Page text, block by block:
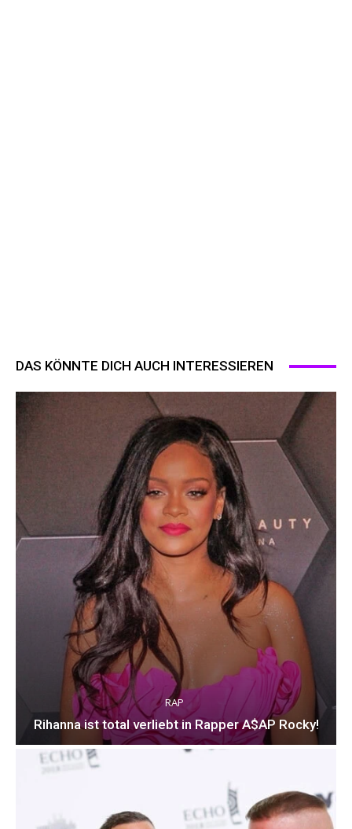
DAS KÖNNTE DICH AUCH INTERESSIEREN
RAP
Rihanna ist total verliebt in Rapper A$AP Rocky!